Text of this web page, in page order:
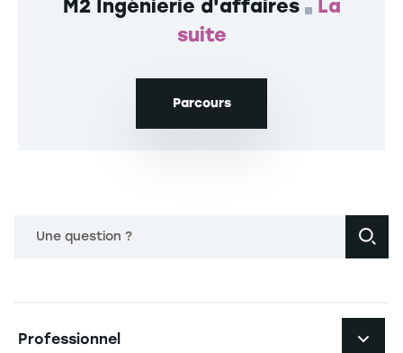
M2 Ingénierie d'affaires
La
suite
Parcours
Une question ?
Professionnel